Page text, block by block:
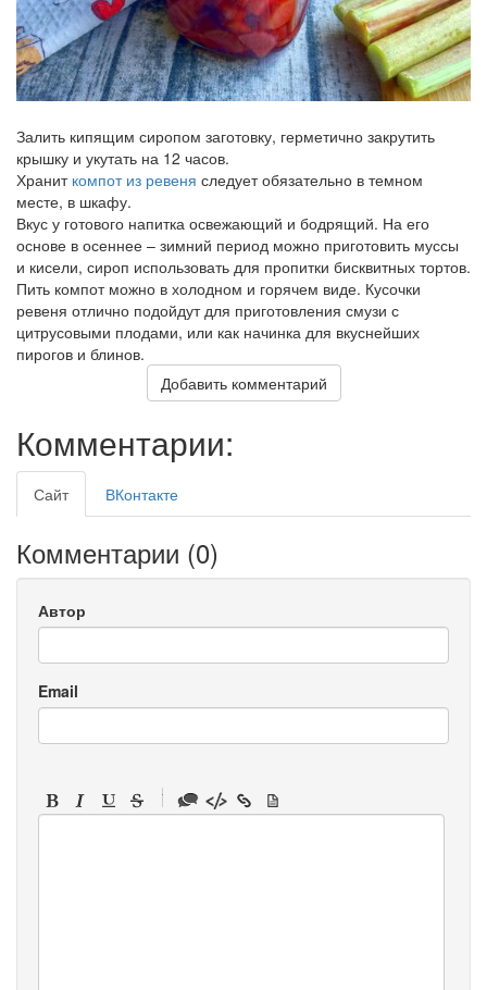
Залить кипящим сиропом заготовку, герметично закрутить
крышку и укутать на 12 часов.
Хранит компот из ревеня следует обязательно в темном
месте, в шкафу.
Вкус у готового напитка освежающий и бодрящий. На его
основе в осеннее – зимний период можно приготовить муссы
и кисели, сироп использовать для пропитки бисквитных тортов.
Пить компот можно в холодном и горячем виде. Кусочки
ревеня отлично подойдут для приготовления смузи с
цитрусовыми плодами, или как начинка для вкуснейших
пирогов и блинов.
Добавить комментарий
Комментарии:
Сайт ВКонтакте
Комментарии (0)
Автор
Email
-
-